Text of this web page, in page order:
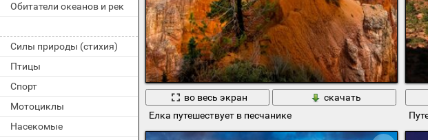
Обитатели океанов и рек
Силы природы (стихия)
Птицы
Спорт
Мотоциклы
Насекомые
во весь экран
скачать
Елка путешествует в песчанике